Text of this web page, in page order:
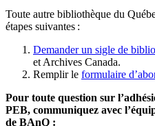
Toute autre bibliothèque du
étapes suivantes :
Demander un sigle de
et Archives Canada.
Remplir le formulaire
Pour toute question sur
PEB, communiquez avec
de BAnQ :